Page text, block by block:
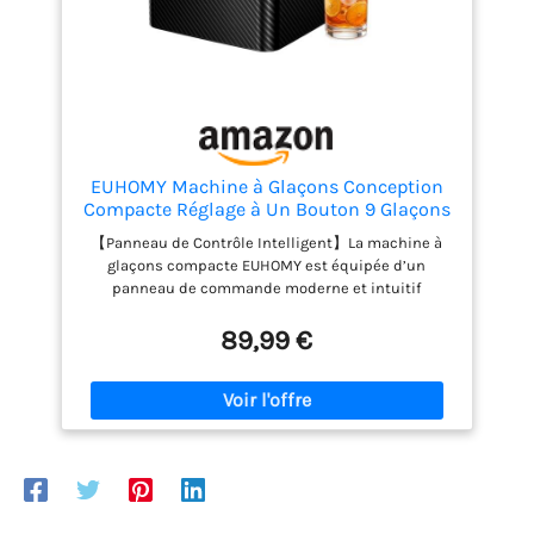
EUHOMY Machine à Glaçons Conception
Compacte Réglage à Un Bouton 9 Glaçons
en 2 Tailles Nettoyage Automatique
Alertes Intelligentes Couvercle
Transparent Noir pour
Bureau/Cuisine/Chambre
【Panneau de Contrôle Intelligent】La machine à
glaçons compacte EUHOMY est équipée d’un
panneau de commande moderne et intuitif
différents modes d’une simple pression. Profitez de
3 fonctions pratiques : petits glaçons, grands
glaçons et nettoyage automatique. Les indicateurs
intelligents « ICE FULL » et « ADD WATER » assurent
une utilisation plus pratique et évitent les
en forme de bullet selon vos boissons et occasions.
89,99 €